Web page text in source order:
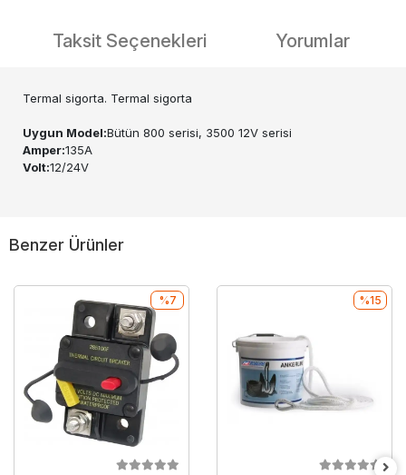
Taksit Seçenekleri Yorumlar
Termal sigorta. Termal sigorta
Uygun Model:Bütün 800 serisi, 3500 12V serisi
Amper:135A
Volt:12/24V
Benzer Ürünler
%7 %15